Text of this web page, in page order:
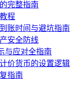
完整指南
程
账时间与避坑指南
安全防线
与应对全指南
价货币的设置逻辑
指南